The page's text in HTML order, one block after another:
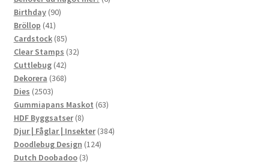
Birthday 9090
Bröllop 4141
produkter
Cardstock 8585
produkter
Clear Stamps 3232
Cuttlebug 4242
produkter
Dekorera 368368
Dies 25032503
produkter
Gummiapans Maskot 6363
HDF Byggsatser 88
produkter
Djur | Fåglar | Insekter 384384
Doodlebug Design 124124
Dutch Doobadoo 33